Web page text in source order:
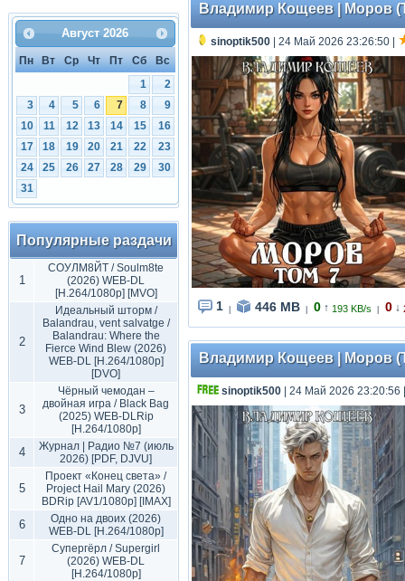
Август 2026
Пн Вт Ср Чт Пт Сб
Вс
1
2
3
4 5 6 7 8
9
10
11 12 13 14 15
16
17
18 19 20 21 22
23
24
25 26 27 28 29
30
31
Популярные раздачи
1
СОУЛМ8ЙТ / Soulm8te
(2026) WEB-DL
[H.264/1080p] [MVO]
2
Идеальный шторм /
Balandrau, vent salvatge /
Balandrau: Where the
Fierce Wind Blew (2026)
WEB-DL [H.264/1080p]
[DVO]
3
Чёрный чемодан –
двойная игра / Black Bag
(2025) WEB-DLRip
[H.264/1080p]
4
Журнал | Радио №7 (июль
2026) [PDF, DJVU]
5
Проект «Конец света» /
Project Hail Mary (2026)
BDRip [AV1/1080p] [IMAX]
6
Одно на двоих (2026)
WEB-DL [H.264/1080p]
7
Супергёрл / Supergirl
(2026) WEB-DL
[H.264/1080p]
Владимир Кощеев | Моров
sinoptik500 | 24 Май 2026 23:26:50
1 446 MB 0 ↑ 193 KB/s 0 ↓
Владимир Кощеев | Моров
sinoptik500 | 24 Май 2026 23:20:56